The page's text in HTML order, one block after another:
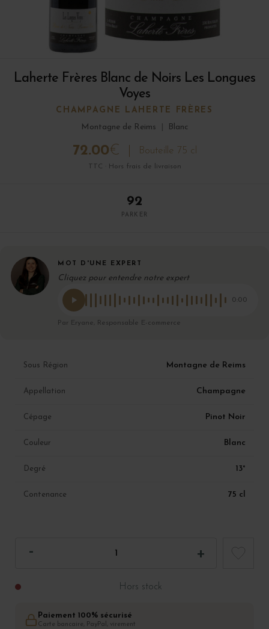
Laherte Frères Blanc de Noirs Les Longues
Voyes
CHAMPAGNE LAHERTE FRÈRES
Montagne de Reims
Blanc
72.00€ Bouteille 75 cl
TTC · Hors frais de livraison
92
PARKER
MOT D'UNE EXPERT
Cliquez pour entendre notre expert
0:00
Par Eryane, Responsable E-commerce
Sous Région Montagne de Reims
Appellation Champagne
Cépage Pinot Noir
Couleur Blanc
Degré 13°
Contenance 75 cl
Hors stock
Paiement 100% sécurisé
Carte bancaire, PayPal, virement